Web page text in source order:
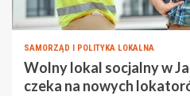
SAMORZĄD I POLITYKA LOKALNA
Wolny lokal socjalny w
czeka na nowych